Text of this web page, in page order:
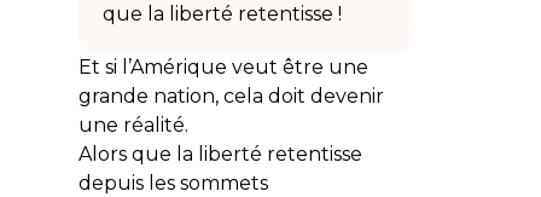
que la liberté retentisse !
Et si l’Amérique veut être une
grande nation, cela doit devenir
une réalité.
Alors que la liberté retentisse
depuis les sommets